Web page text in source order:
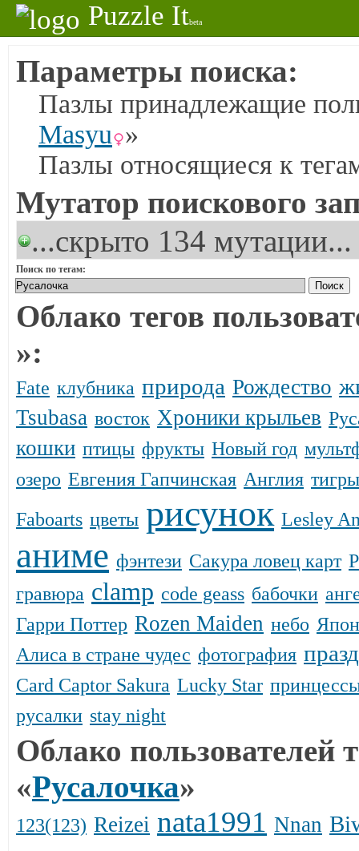
Puzzle Itbeta
Параметры поиска:
Пазлы принадлежащие
Masyu »
Пазлы относящиеся к
Мутатор поискового
...скрыто 134 мутации...
Поиск по тегам:
Облако тегов
»:
Fate клубника природа Рождество
Tsubasa восток Хроники крыльев
кошки птицы фрукты Новый год
озеро Евгения Гапчинская Англия тигры
Faboarts цветы рисунок Lesley
аниме фэнтези Сакура ловец карт
гравюра clamp code geass бабочки
Гарри Поттер Rozen Maiden небо
Алиса в стране чудес фотография
Card Captor Sakura Lucky Star
русалки stay night
Облако пользователей
«Русалочка»
123(123) Reizei nata1991 Nnan